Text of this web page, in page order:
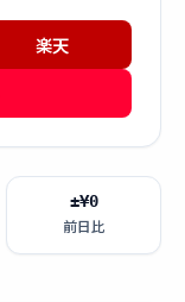
楽天
±¥0
前日比